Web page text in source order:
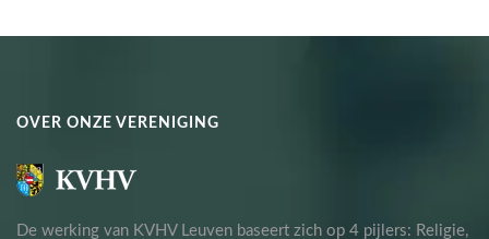
OVER ONZE VERENIGING
De werking van KVHV Leuven baseert zich op 4 pijlers: Religie,